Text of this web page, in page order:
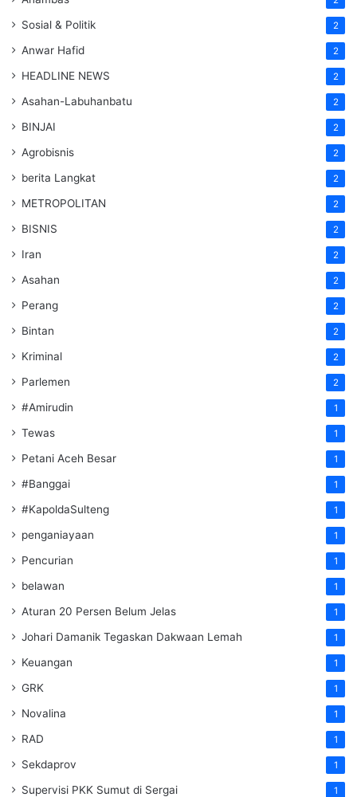
Sosial & Politik 2
Anwar Hafid 2
HEADLINE NEWS 2
Asahan-Labuhanbatu 2
BINJAI 2
Agrobisnis 2
berita Langkat 2
METROPOLITAN 2
BISNIS 2
Iran 2
Asahan 2
Perang 2
Bintan 2
Kriminal 2
Parlemen 2
#Amirudin 1
Tewas 1
Petani Aceh Besar 1
#Banggai 1
#KapoldaSulteng 1
penganiayaan 1
Pencurian 1
belawan 1
Aturan 20 Persen Belum Jelas 1
Johari Damanik Tegaskan Dakwaan Lemah 1
Keuangan 1
GRK 1
Novalina 1
RAD 1
Sekdaprov 1
Supervisi PKK Sumut di Sergai 1